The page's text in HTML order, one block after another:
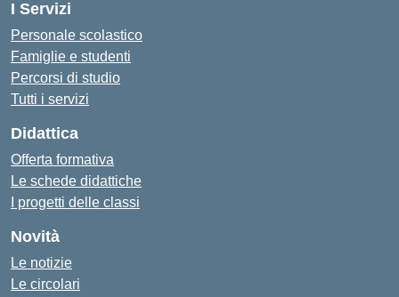
I Servizi
Personale scolastico
Famiglie e studenti
Percorsi di studio
Tutti i servizi
Didattica
Offerta formativa
Le schede didattiche
I progetti delle classi
Novità
Le notizie
Le circolari